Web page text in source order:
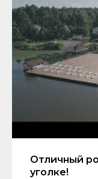
Отличный
уголке!